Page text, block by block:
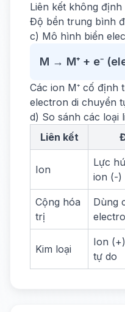
Liên kết không
Độ bền trung bình
c) Mô hình biển
M → M⁺ + e⁻
Các ion M⁺ cố định
electron di chuyển
d) So sánh các loại
Liên kết
Ion
Lực
ion (-)
Cộng hóa
trị
Dùng
Kim loại
Ion
tự do